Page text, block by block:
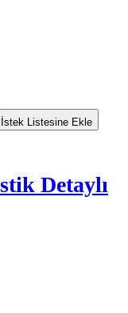
İstek Listesine Ekle
Detaylı